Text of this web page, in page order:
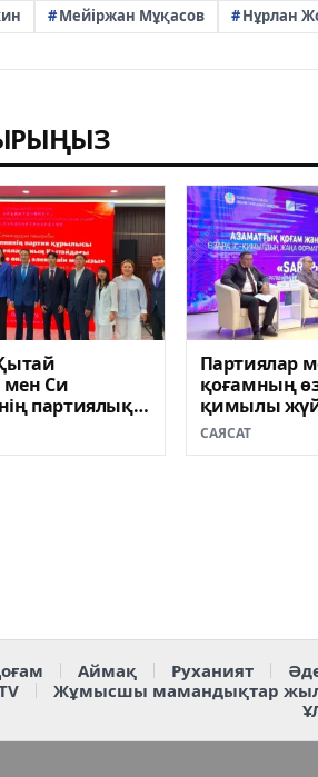
Мейіржан Мұқасов Нұрлан
мен Си
партиялық
Партиялар
қоғамның
қимылы
артып келеді
САЯСАТ
Аймақ Руханият
Жұмысшы мамандықтар